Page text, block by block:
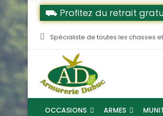
⛟ Profitez du retrait
Spécialiste de toutes les chasses
OCCASIONS ARMES